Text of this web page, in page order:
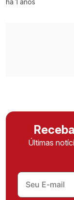
há 1 anos
Últimas